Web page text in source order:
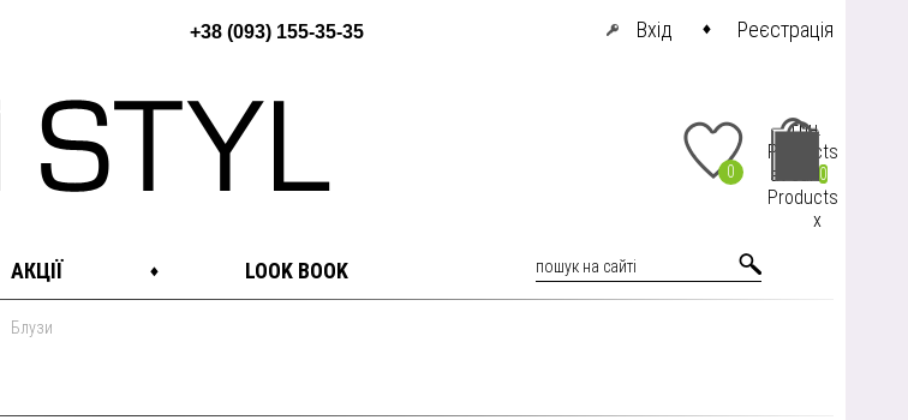
+38 (093) 155-35-35 Вхід Реєстрація
0 0
грн.
Products
at cart
Products
x
АКЦІЇ LOOK BOOK
Блузи